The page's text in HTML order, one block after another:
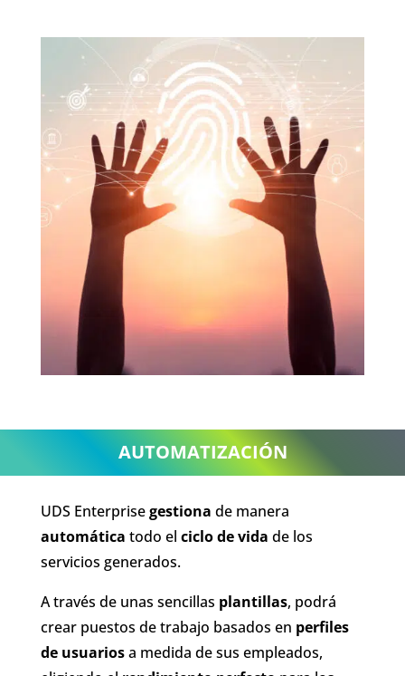
AUTOMATIZACIÓN
UDS Enterprisegestiona de manera
automática todo el ciclo de vida de los
servicios generados.
A través de unas sencillas plantillas, podrá
crear puestos de trabajo basados en perfiles
de usuariosa medida de sus empleados,